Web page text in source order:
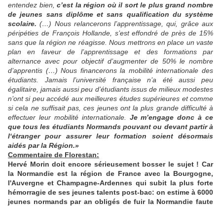
entendez bien,c’est la région où il sort le plus grand nombre
de jeunes sans diplôme et sans qualification du système
scolaire. (…) Nous relancerons l’apprentissage, qui, grâce aux
péripéties de François Hollande, s’est effondré de près de 15%
sans que la région ne réagisse. Nous mettrons en place un vaste
plan en faveur de l’apprentissage et des formations par
alternance avec pour objectif d’augmenter de 50% le nombre
d’apprentis (…) Nous financerons la mobilité internationale des
étudiants. Jamais l’université française n’a été aussi peu
égalitaire, jamais aussi peu d’étudiants issus de milieux modestes
n’ont si peu accédé aux meilleures études supérieures et comme
si cela ne suffisait pas, ces jeunes ont la plus grande difficulté à
effectuer leur mobilité internationale. Je m’engage donc à ce
que tous les étudiants Normands pouvant ou devant partir à
l‘étranger pour assurer leur formation soient désormais
aidés par la Région.»
Commentaire de Florestan:
Hervé Morin doit encore sérieusement bosser le sujet ! Car
la Normandie est la région de France avec la Bourgogne,
l'Auvergne et Champagne-Ardennes qui subit la plus forte
hémorragie de ses jeunes talents post-bac: on estime à 6000
jeunes normands par an obligés de fuir la Normandie faute